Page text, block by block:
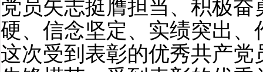
党员矢志挺膺担当、积极
硬、信念坚定、实绩突出
这次受到表彰的优秀共产